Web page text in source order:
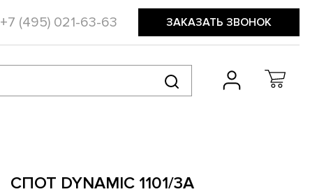
+7 (495) 021-63-63 ЗАКАЗАТЬ ЗВОНОК
СПОТ DYNAMIC 1101/3A